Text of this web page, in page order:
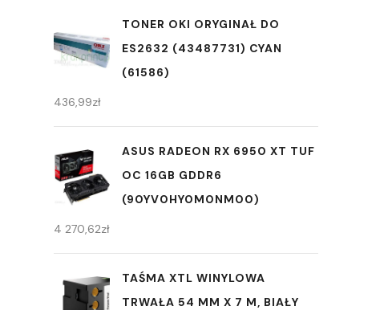
TONER OKI ORYGINAŁ DO
ES2632 (43487731) CYAN
(61586)
436,99zł
ASUS RADEON RX 6950 XT TUF
OC 16GB GDDR6
(90YV0HY0M0NM00)
4 270,62zł
TAŚMA XTL WINYLOWA
TRWAŁA 54 MM X 7 M, BIAŁY